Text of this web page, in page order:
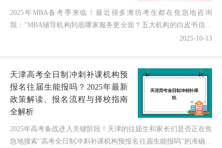
2025年MBA备考季来临！最近很多潍坊考生都在焦急地咨询
我："MBA辅导机构到底哪家服务更全面？五大机构的白皮书信息
从哪里获取？"担心选错机构既浪费金钱又耽误职业发展！...2025-10-13
天津高考全日制冲刺补课机构预
报名往届生能报吗？2025年最新
政策解读、报名流程与择校指南
全解析
2025年高考备战进入关键阶段！天津的往届生和家长们是否正在焦
急地搜索"高考全日制冲刺补课机构预报名往届生能报吗"的准确答